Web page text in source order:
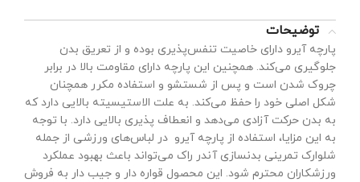
توضیحات
پارچه آیرو دارای خاصیت تنفس‌پذیری بوده و از تعریق بدن
جلوگیری می‌کند. همچنین این پارچه دارای مقاومت بالا در برابر
چروک شدن است و پس از شستشو و استفاده مکرر همچنان
شکل اصلی خود را حفظ می‌کند. به علت الاستیسیته بالایی دارد که
به بدن حرکت آزادی می‌دهد و انعطاف پذیری بالایی دارد. با توجه
به این مزایا، استفاده از پارچه آیرو در لباس‌های ورزشی از جمله
شلوارک تمرینی بدنسازی آندر راک می‌تواند باعث بهبود عملکرد
ورزشکاران محترم شود. این محصول قواره دار و جیب دار به فروش